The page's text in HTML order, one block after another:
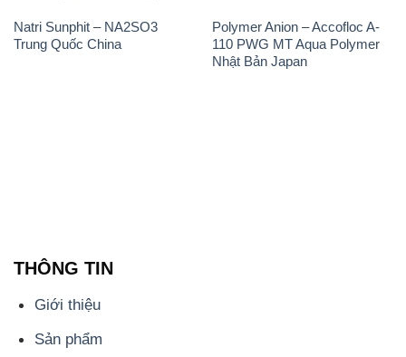
Natri Sunphit – NA2SO3
Trung Quốc China
Polymer Anion – Accofloc A-
110 PWG MT Aqua Polymer
Nhật Bản Japan
THÔNG TIN
Giới thiệu
Sản phẩm